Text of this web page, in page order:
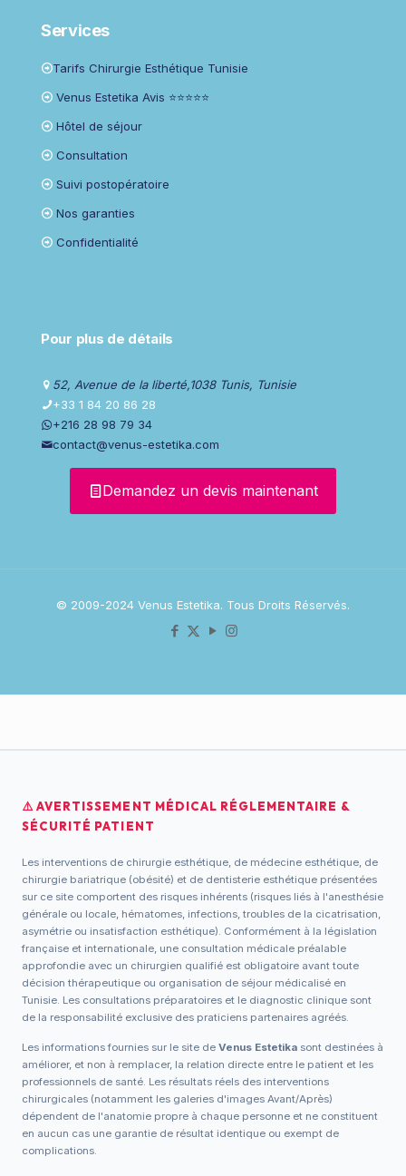
Services
Tarifs Chirurgie Esthétique Tunisie
Venus Estetika Avis ⭐⭐⭐⭐⭐
Hôtel de séjour
Consultation
Suivi postopératoire
Nos garanties
Confidentialité
Pour plus de détails
52, Avenue de la liberté,1038 Tunis, Tunisie
+33 1 84 20 86 28
+216 28 98 79 34
contact@venus-estetika.com
Demandez un devis maintenant
© 2009-2024 Venus Estetika. Tous Droits Réservés.
⚠️ AVERTISSEMENT MÉDICAL RÉGLEMENTAIRE &
SÉCURITÉ PATIENT
Les interventions de chirurgie esthétique, de médecine esthétique, de
chirurgie bariatrique (obésité) et de dentisterie esthétique présentées
sur ce site comportent des risques inhérents (risques liés à l'anesthésie
générale ou locale, hématomes, infections, troubles de la cicatrisation,
asymétrie ou insatisfaction esthétique). Conformément à la législation
française et internationale, une consultation médicale préalable
approfondie avec un chirurgien qualifié est obligatoire avant toute
décision thérapeutique ou organisation de séjour médicalisé en
Tunisie. Les consultations préparatoires et le diagnostic clinique sont
de la responsabilité exclusive des praticiens partenaires agréés.
Les informations fournies sur le site de Venus Estetika sont destinées à
améliorer, et non à remplacer, la relation directe entre le patient et les
professionnels de santé. Les résultats réels des interventions
chirurgicales (notamment les galeries d'images Avant/Après)
dépendent de l'anatomie propre à chaque personne et ne constituent
en aucun cas une garantie de résultat identique ou exempt de
complications.